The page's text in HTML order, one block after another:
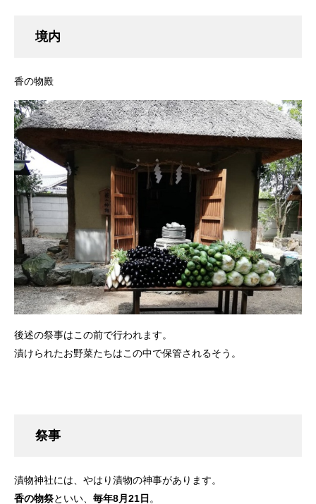
境内
香の物殿
後述の祭事はこの前で行われます。
漬けられたお野菜たちはこの中で保管されるそう。
祭事
漬物神社には、やはり漬物の神事があります。
香の物祭といい、 毎年8月21日 。